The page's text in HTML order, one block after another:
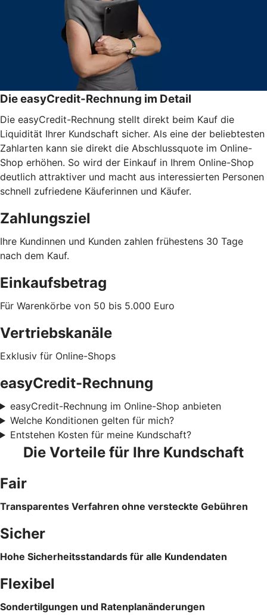
Die easyCredit-Rechnung im Detail
Die easyCredit-Rechnung stellt direkt beim Kauf die
Liquidität Ihrer Kundschaft sicher. Als eine der beliebtesten
Zahlarten kann sie direkt die Abschlussquote im Online-
Shop erhöhen. So wird der Einkauf in Ihrem Online-Shop
deutlich attraktiver und macht aus interessierten Personen
schnell zufriedene Käuferinnen und Käufer.
Zahlungsziel
Ihre Kundinnen und Kunden zahlen frühestens 30 Tage
nach dem Kauf.
Einkaufsbetrag
Für Warenkörbe von 50 bis 5.000 Euro
Vertriebskanäle
Exklusiv für Online-Shops
easyCredit-Rechnung
easyCredit-Rechnung im Online-Shop anbieten
Welche Konditionen gelten für mich?
Entstehen Kosten für meine Kundschaft?
Die Vorteile für Ihre Kundschaft
Fair
Transparentes Verfahren ohne versteckte Gebühren
Sicher
Hohe Sicherheitsstandards für alle Kundendaten
Flexibel
Sondertilgungen und Ratenplanänderungen